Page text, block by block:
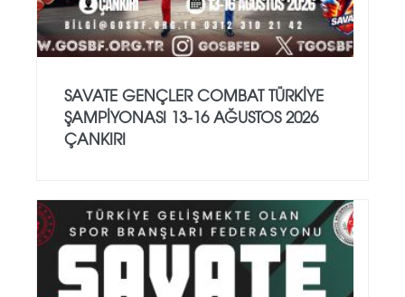
SAVATE GENÇLER COMBAT TÜRKİYE
ŞAMPİYONASI 13-16 AĞUSTOS 2026
ÇANKIRI